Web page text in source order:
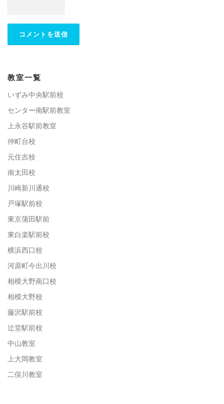
教室一覧
いずみ中央駅前校
センター南駅前教室
上永谷駅前教室
仲町台校
元住吉校
南太田校
川崎新川通校
戸塚駅前校
東京蒲田駅前
東白楽駅前校
横浜西口校
河原町今出川校
相模大野南口校
相模大野校
藤沢駅前校
辻堂駅前校
中山教室
上大岡教室
二俣川教室